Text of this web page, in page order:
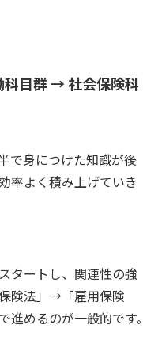
科目群 → 社会保険科
で身につけた知識が後
率よく積み上げていき
タートし、関連性の強
険法」→「雇用保険
めるのが一般的です。